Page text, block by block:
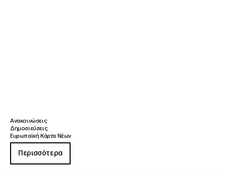
Ανακοινώσεις
Δημοσιεύσεις
Ευρωπαϊκή Κάρτα Νέων
Περισσότερα